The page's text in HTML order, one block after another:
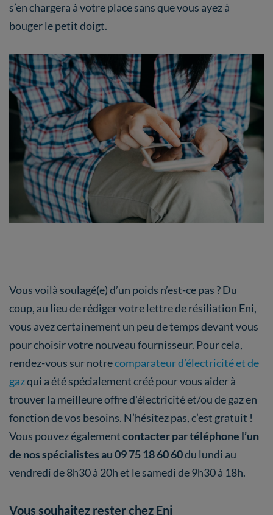
s’en chargera à votre place sans que vous ayez à
bouger le petit doigt.
Vous voilà soulagé(e) d’un poids n’est-ce pas ? Du
coup, au lieu de rédiger votre lettre de résiliation Eni,
vous avez certainement un peu de temps devant vous
pour choisir votre nouveau fournisseur. Pour cela,
rendez-vous sur notrecomparateur d’électricité et de
gazqui a été spécialement créé pour vous aider à
trouver la meilleure offre d'électricité et/ou de gaz en
fonction de vos besoins. N’hésitez pas, c’est gratuit !
Vous pouvez égalementcontacter par téléphone l’un
de nos spécialistes au 09 75 18 60 60du lundi au
vendredi de 8h30 à 20h et le samedi de 9h30 à 18h.
Vous souhaitez rester chez Eni